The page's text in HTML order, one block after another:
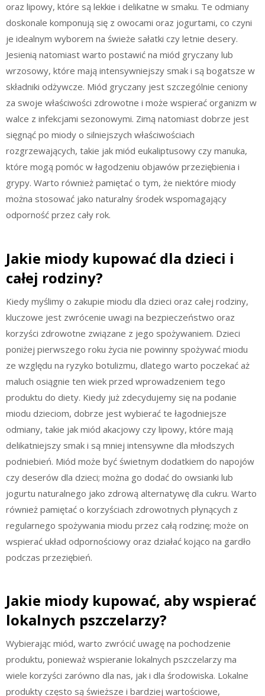
oraz lipowy, które są lekkie i delikatne w smaku. Te odmiany
doskonale komponują się z owocami oraz jogurtami, co czyni
je idealnym wyborem na świeże sałatki czy letnie desery.
Jesienią natomiast warto postawić na miód gryczany lub
wrzosowy, które mają intensywniejszy smak i są bogatsze w
składniki odżywcze. Miód gryczany jest szczególnie ceniony
za swoje właściwości zdrowotne i może wspierać organizm w
walce z infekcjami sezonowymi. Zimą natomiast dobrze jest
sięgnąć po miody o silniejszych właściwościach
rozgrzewających, takie jak miód eukaliptusowy czy manuka,
które mogą pomóc w łagodzeniu objawów przeziębienia i
grypy. Warto również pamiętać o tym, że niektóre miody
można stosować jako naturalny środek wspomagający
odporność przez cały rok.
Jakie miody kupować dla dzieci i
całej rodziny?
Kiedy myślimy o zakupie miodu dla dzieci oraz całej rodziny,
kluczowe jest zwrócenie uwagi na bezpieczeństwo oraz
korzyści zdrowotne związane z jego spożywaniem. Dzieci
poniżej pierwszego roku życia nie powinny spożywać miodu
ze względu na ryzyko botulizmu, dlatego warto poczekać aż
maluch osiągnie ten wiek przed wprowadzeniem tego
produktu do diety. Kiedy już zdecydujemy się na podanie
miodu dzieciom, dobrze jest wybierać te łagodniejsze
odmiany, takie jak miód akacjowy czy lipowy, które mają
delikatniejszy smak i są mniej intensywne dla młodszych
podniebień. Miód może być świetnym dodatkiem do napojów
czy deserów dla dzieci; można go dodać do owsianki lub
jogurtu naturalnego jako zdrową alternatywę dla cukru. Warto
również pamiętać o korzyściach zdrowotnych płynących z
regularnego spożywania miodu przez całą rodzinę; może on
wspierać układ odpornościowy oraz działać kojąco na gardło
podczas przeziębień.
Jakie miody kupować, aby wspierać
lokalnych pszczelarzy?
Wybierając miód, warto zwrócić uwagę na pochodzenie
produktu, ponieważ wspieranie lokalnych pszczelarzy ma
wiele korzyści zarówno dla nas, jak i dla środowiska. Lokalne
produkty często są świeższe i bardziej wartościowe,